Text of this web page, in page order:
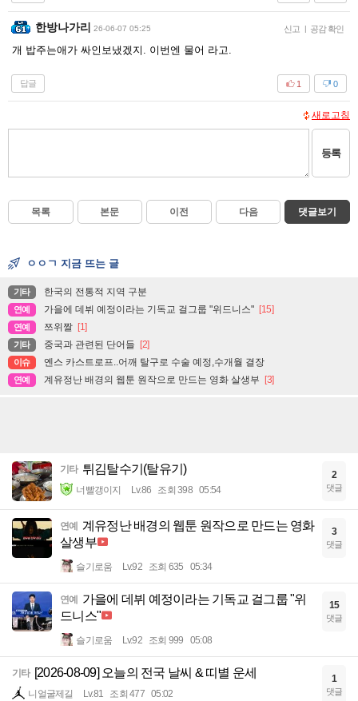
한방나가리 26-06-07 05:25 신고 | 공감 확인
개 밥주는애가 싸인보냈겠지. 이번엔 물어 라고.
답글 0
1
새로고침
등록
목록 본문 이전 다음 댓글보기
ㅇㅇㄱ 지금 뜨는 글
기타 한국의 전통적 지역 구분
연예 가을에 데뷔 예정이라는 기독교 걸그룹 "위드니스" [15]
연예 쯔위짤 [1]
기타 중국과 관련된 단어들 [2]
이슈 옌스 카스트로프..어깨 탈구로 수술 예정,수개월 결장
연예 계유정난 배경의 웹툰 원작으로 만드는 영화 살생부 [3]
기타 튀김탈수기(탈유기)
너빨갱이지 Lv.86 조회 398 05:54
2
댓글
연예
계유정난 배경의 웹툰 원작으로 만드는 영화
살생부
슬기로움 Lv.92 조회 635 05:34
3
댓글
연예
가을에 데뷔 예정이라는 기독교 걸그룹 "위
드니스"
슬기로움 Lv.92 조회 999 05:08
15
댓글
기타 [2026-08-09] 오늘의 전국 날씨 & 띠별 운세
니얼굴제길 Lv.81 조회 477 05:02
1
댓글